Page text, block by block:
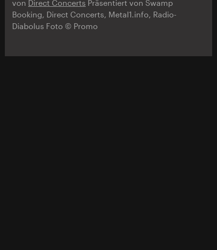
von Direct Concerts Präsentiert von Swamp
Booking, Direct Concerts, Metal1.info, Radio-
Diabolus Foto © Promo